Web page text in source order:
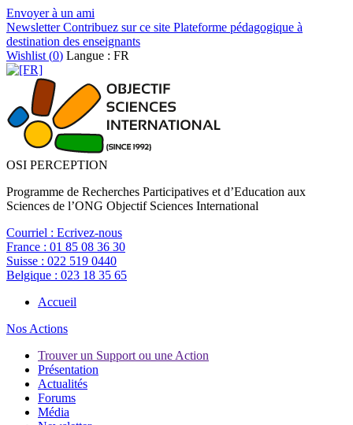
Envoyer à un ami
NewsletterContribuez sur ce site Plateforme pédagogique à
destination des enseignants
Wishlist (0) Langue : FR
OSI PERCEPTION
Programme de Recherches Participatives et d’Education aux
Sciences de l’ONG Objectif Sciences International
Courriel : Ecrivez-nous
France : 01 85 08 36 30
Suisse : 022 519 0440
Belgique : 023 18 35 65
Accueil
Nos Actions
Trouver un Support ou une Action
Présentation
Actualités
Forums
Média